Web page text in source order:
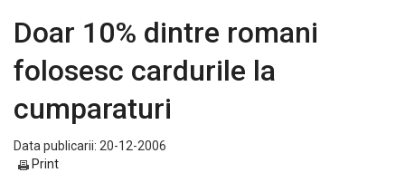
Doar 10% dintre romani
folosesc cardurile la
cumparaturi
Data publicarii: 20-12-2006
Print